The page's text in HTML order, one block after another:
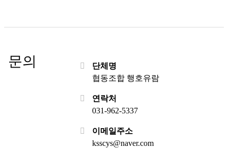
문의
단체명
협동조합 행호유람
연락처
031-962-5337
이메일주소
ksscys@naver.com